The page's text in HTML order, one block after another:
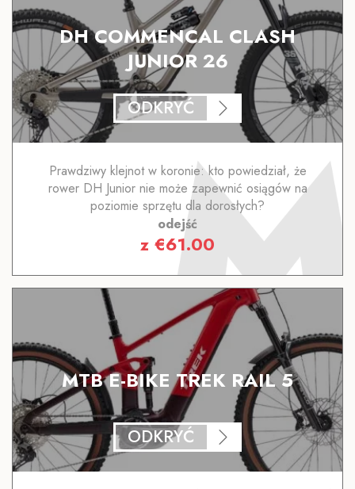
DH COMMENCAL CLASH
JUNIOR 26
ODKRYĆ
Prawdziwy klejnot w koronie: kto powiedział, że
rower DH Junior nie może zapewnić osiągów na
poziomie sprzętu dla dorosłych?
odejść
z €61.00
MTB E-BIKE TREK RAIL 5
ODKRYĆ